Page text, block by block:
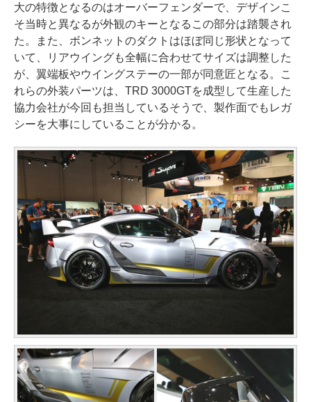
大の特徴となるのはオーバーフェンダーで、デザインこ
そ当時と異なるが外観のキーとなるこの部分は踏襲され
た。また、ボンネットのダクトはほぼ同じ形状となって
いて、リアウイングも全幅に合わせてサイズは調整した
が、翼端板やウイングステーの一部が同意匠となる。こ
れらの外装パーツは、TRD 3000GTを成型して生産した
協力会社が今回も担当しているそうで、製作面でもレガ
シーを大事にしていることが分かる。